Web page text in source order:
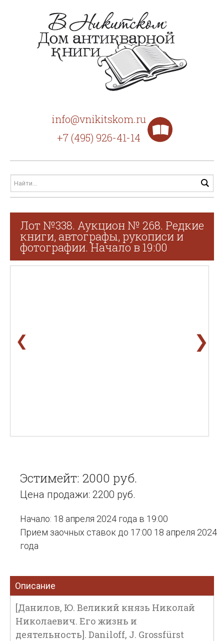
info@vnikitskom.ru
+7 (495) 926-41-14
Лот №338. Аукцион № 268. Редкие
книги, автографы, рукописи и
фотографии. Начало в 19:00
❮ ❯
Эстимейт: 2000 руб.
Цена продажи: 2200 руб.
Начало: 18 апреля 2024 года в 19:00
Прием заочных ставок до 17:00 18 апреля 2024
года
Описание
[Данилов, Ю. Великий князь Николай
Николаевич. Его жизнь и
деятельность]. Daniloff, J. Grossfürst